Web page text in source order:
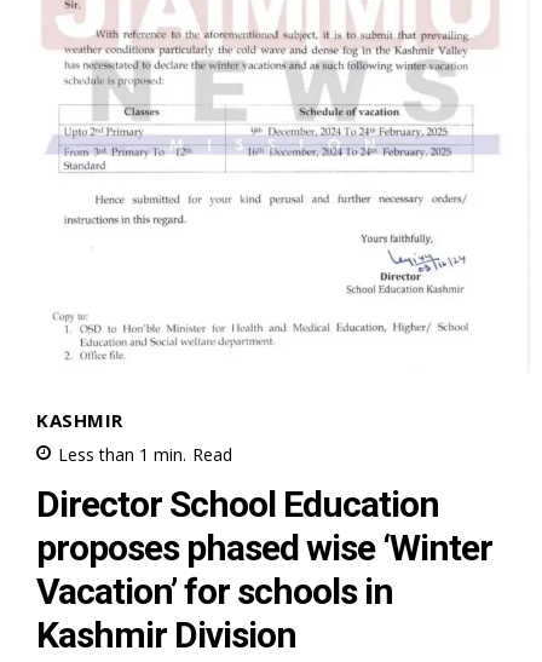
KASHMIR
Less than 1 min. Read
Director School Education
proposes phased wise ‘Winter
Vacation’ for schools in
Kashmir Division